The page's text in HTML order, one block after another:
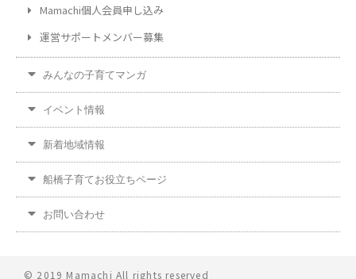
Mamachi個人会員申し込み
運営サポートメンバー募集
みんなの子育てマンガ
イベント情報
新着地域情報
船橋子育てお役立ちページ
お問い合わせ
© 2019 Mamachi All rights reserved